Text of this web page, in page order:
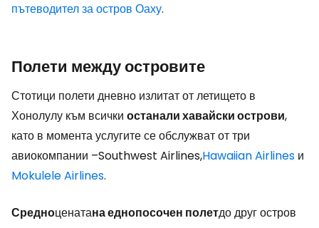
пътеводител за остров Оаху.
Полети между островите
Стотици полети дневно излитат от летището в
Хонолулу към всички останали хавайски острови,
като в момента услугите се обслужват от три
авиокомпании –Southwest Airlines,Hawaiian Airlines и
Mokulele Airlines.
Средноценатана еднопосочен полетдо друг остров